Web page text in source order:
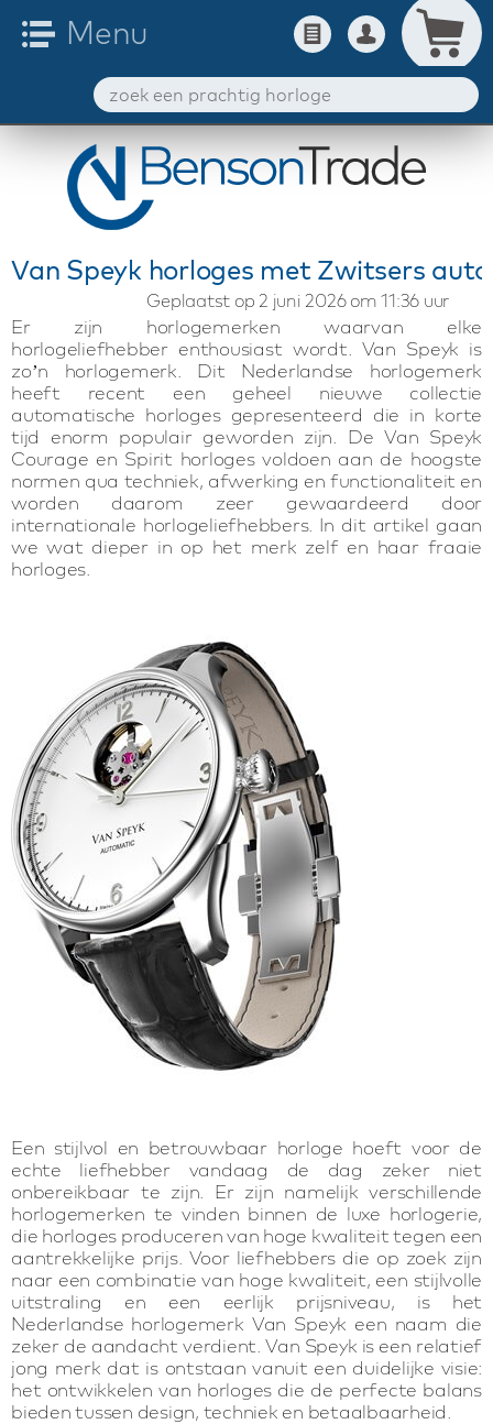
Van Speyk horloges met Zwitsers
Geplaatst op 2 juni 2026 om 11:36 uur
Er zijn horlogemerken waarvan elke
horlogeliefhebber enthousiast wordt. Van Speyk is
zo’n horlogemerk. Dit Nederlandse horlogemerk
heeft recent een geheel nieuwe collectie
automatische horloges gepresenteerd die in korte
tijd enorm populair geworden zijn. De Van Speyk
Courage en Spirit horloges voldoen aan de hoogste
normen qua techniek, afwerking en functionaliteit en
worden daarom zeer gewaardeerd door
internationale horlogeliefhebbers. In dit artikel gaan
we wat dieper in op het merk zelf en haar fraaie
horloges.
Een stijlvol en betrouwbaar horloge hoeft voor de
echte liefhebber vandaag de dag zeker niet
onbereikbaar te zijn. Er zijn namelijk verschillende
horlogemerken te vinden binnen de luxe horlogerie,
die horloges produceren van hoge kwaliteit tegen een
aantrekkelijke prijs. Voor liefhebbers die op zoek zijn
naar een combinatie van hoge kwaliteit, een stijlvolle
uitstraling en een eerlijk prijsniveau, is het
Nederlandse horlogemerk Van Speyk een naam die
zeker de aandacht verdient. Van Speyk is een relatief
jong merk dat is ontstaan vanuit een duidelijke visie:
het ontwikkelen van horloges die de perfecte balans
bieden tussen design, techniek en betaalbaarheid.